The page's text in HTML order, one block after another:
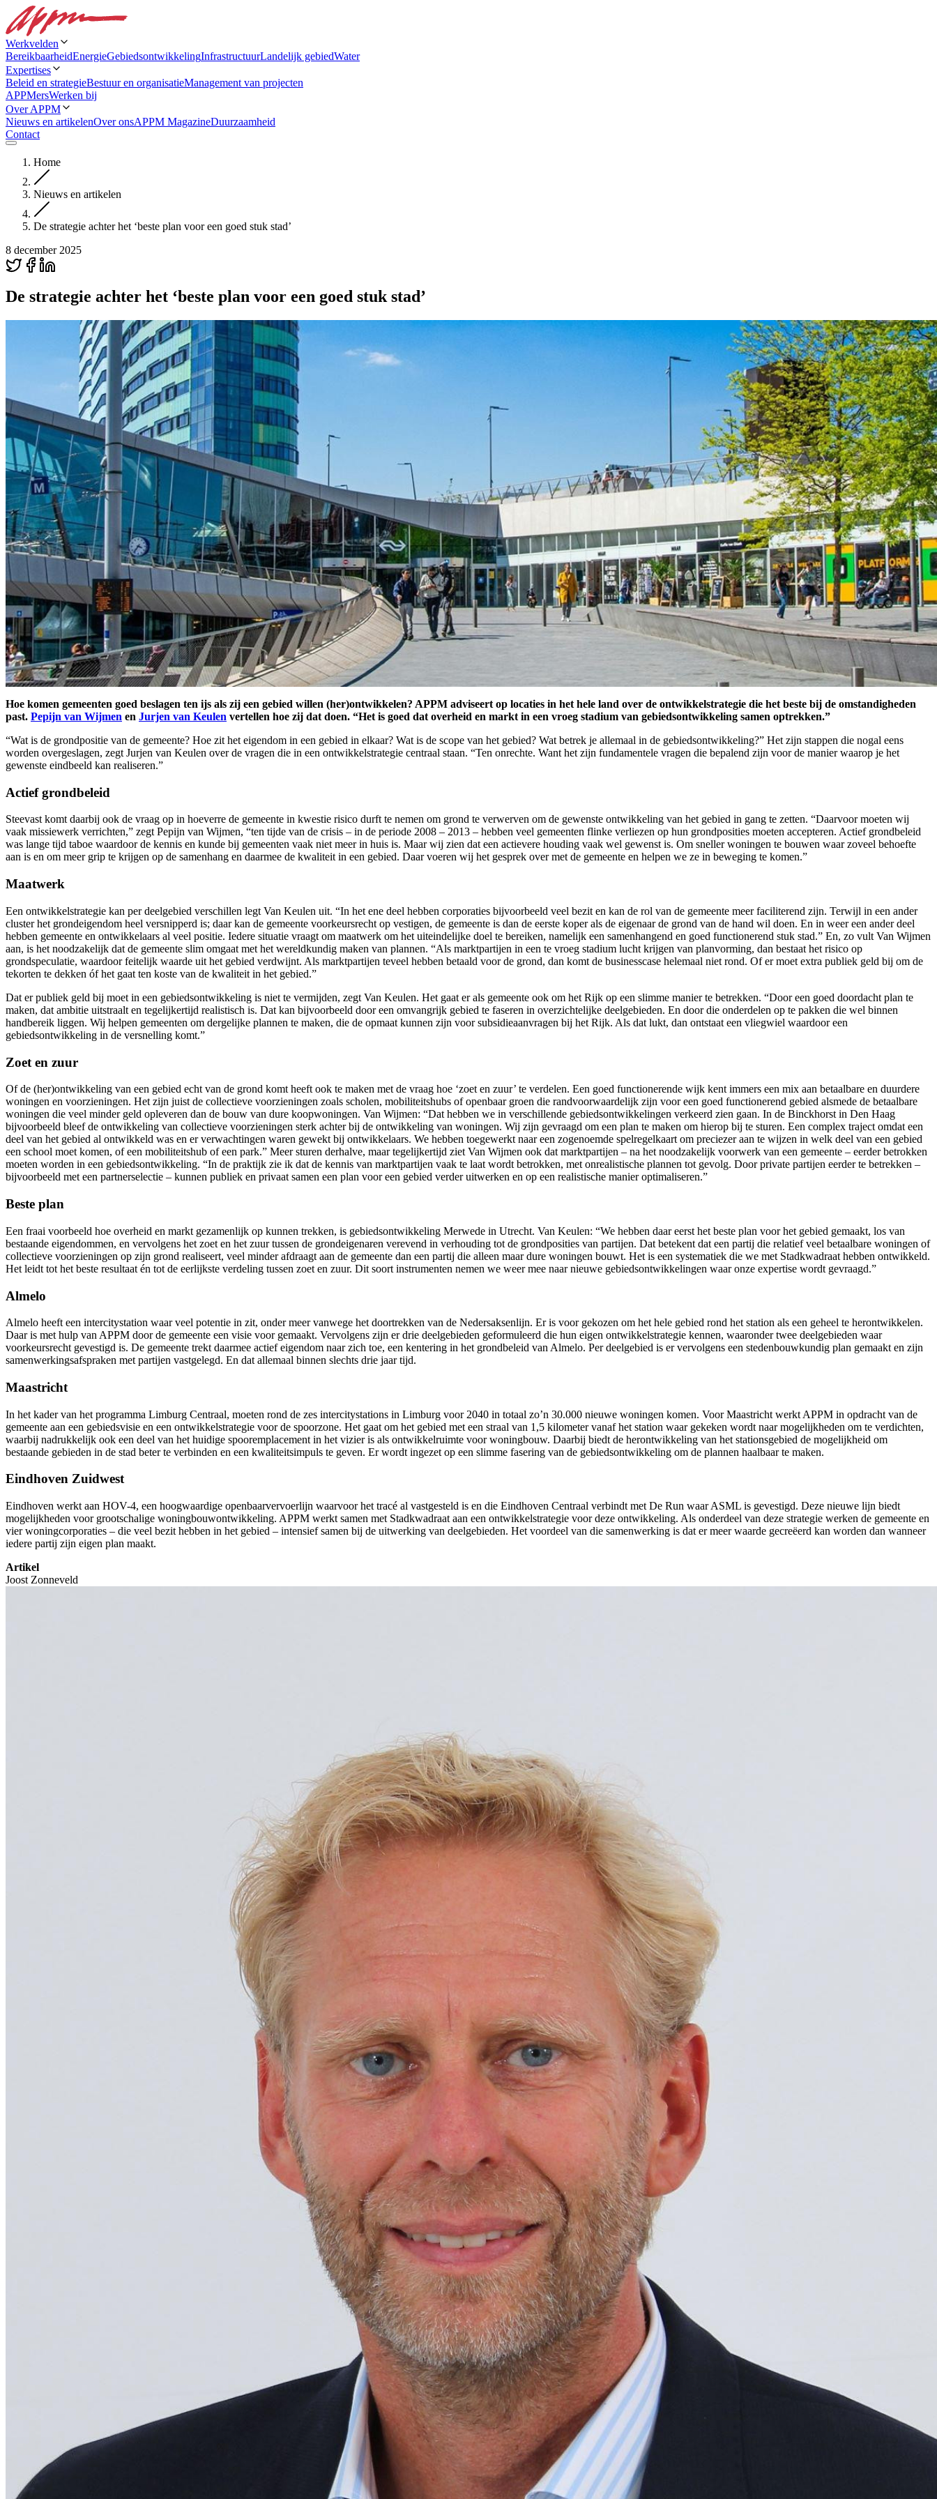
Werkvelden
BereikbaarheidEnergieGebiedsontwikkelingInfrastructuurLandelijk gebiedWater
Expertises
Beleid en strategieBestuur en organisatieManagement van projecten
APPMersWerken bij
Over APPM
Nieuws en artikelenOver onsAPPM MagazineDuurzaamheid
Contact
Home
Nieuws en artikelen
De strategie achter het ‘beste plan voor een goed stuk stad’
8 december 2025
De strategie achter het ‘beste plan voor een goed stuk stad’
Hoe komen gemeenten goed beslagen ten ijs als zij een gebied willen (her)ontwikkelen? APPM adviseert op locaties in het hele land over de ontwikkelstrategie die het beste bij de omstandigheden
past. Pepijn van Wijmen en Jurjen van Keulen vertellen hoe zij dat doen. “Het is goed dat overheid en markt in een vroeg stadium van gebiedsontwikkeling samen optrekken.”
“Wat is de grondpositie van de gemeente? Hoe zit het eigendom in een gebied in elkaar? Wat is de scope van het gebied? Wat betrek je allemaal in de gebiedsontwikkeling?” Het zijn stappen die nogal eens
worden overgeslagen, zegt Jurjen van Keulen over de vragen die in een ontwikkelstrategie centraal staan. “Ten onrechte. Want het zijn fundamentele vragen die bepalend zijn voor de manier waarop je het
gewenste eindbeeld kan realiseren.”
Actief grondbeleid
Steevast komt daarbij ook de vraag op in hoeverre de gemeente in kwestie risico durft te nemen om grond te verwerven om de gewenste ontwikkeling van het gebied in gang te zetten. “Daarvoor moeten wij
vaak missiewerk verrichten,” zegt Pepijn van Wijmen, “ten tijde van de crisis – in de periode 2008 – 2013 – hebben veel gemeenten flinke verliezen op hun grondposities moeten accepteren. Actief grondbeleid
was lange tijd taboe waardoor de kennis en kunde bij gemeenten vaak niet meer in huis is. Maar wij zien dat een actievere houding vaak wel gewenst is. Om sneller woningen te bouwen waar zoveel behoefte
aan is en om meer grip te krijgen op de samenhang en daarmee de kwaliteit in een gebied. Daar voeren wij het gesprek over met de gemeente en helpen we ze in beweging te komen.”
Maatwerk
Een ontwikkelstrategie kan per deelgebied verschillen legt Van Keulen uit. “In het ene deel hebben corporaties bijvoorbeeld veel bezit en kan de rol van de gemeente meer faciliterend zijn. Terwijl in een ander
cluster het grondeigendom heel versnipperd is; daar kan de gemeente voorkeursrecht op vestigen, de gemeente is dan de eerste koper als de eigenaar de grond van de hand wil doen. En in weer een ander deel
hebben gemeente en ontwikkelaars al veel positie. Iedere situatie vraagt om maatwerk om het uiteindelijke doel te bereiken, namelijk een samenhangend en goed functionerend stuk stad.” En, zo vult Van Wijmen
aan, is het noodzakelijk dat de gemeente slim omgaat met het wereldkundig maken van plannen. “Als marktpartijen in een te vroeg stadium lucht krijgen van planvorming, dan bestaat het risico op
grondspeculatie, waardoor feitelijk waarde uit het gebied verdwijnt. Als marktpartijen teveel hebben betaald voor de grond, dan komt de businesscase helemaal niet rond. Of er moet extra publiek geld bij om de
tekorten te dekken óf het gaat ten koste van de kwaliteit in het gebied.”
Dat er publiek geld bij moet in een gebiedsontwikkeling is niet te vermijden, zegt Van Keulen. Het gaat er als gemeente ook om het Rijk op een slimme manier te betrekken. “Door een goed doordacht plan te
maken, dat ambitie uitstraalt en tegelijkertijd realistisch is. Dat kan bijvoorbeeld door een omvangrijk gebied te faseren in overzichtelijke deelgebieden. En door die onderdelen op te pakken die wel binnen
handbereik liggen. Wij helpen gemeenten om dergelijke plannen te maken, die de opmaat kunnen zijn voor subsidieaanvragen bij het Rijk. Als dat lukt, dan ontstaat een vliegwiel waardoor een
gebiedsontwikkeling in de versnelling komt.”
Zoet en zuur
Of de (her)ontwikkeling van een gebied echt van de grond komt heeft ook te maken met de vraag hoe ‘zoet en zuur’ te verdelen. Een goed functionerende wijk kent immers een mix aan betaalbare en duurdere
woningen en voorzieningen. Het zijn juist de collectieve voorzieningen zoals scholen, mobiliteitshubs of openbaar groen die randvoorwaardelijk zijn voor een goed functionerend gebied alsmede de betaalbare
woningen die veel minder geld opleveren dan de bouw van dure koopwoningen. Van Wijmen: “Dat hebben we in verschillende gebiedsontwikkelingen verkeerd zien gaan. In de Binckhorst in Den Haag
bijvoorbeeld bleef de ontwikkeling van collectieve voorzieningen sterk achter bij de ontwikkeling van woningen. Wij zijn gevraagd om een plan te maken om hierop bij te sturen. Een complex traject omdat een
deel van het gebied al ontwikkeld was en er verwachtingen waren gewekt bij ontwikkelaars. We hebben toegewerkt naar een zogenoemde spelregelkaart om preciezer aan te wijzen in welk deel van een gebied
een school moet komen, of een mobiliteitshub of een park.” Meer sturen derhalve, maar tegelijkertijd ziet Van Wijmen ook dat marktpartijen – na het noodzakelijk voorwerk van een gemeente – eerder betrokken
moeten worden in een gebiedsontwikkeling. “In de praktijk zie ik dat de kennis van marktpartijen vaak te laat wordt betrokken, met onrealistische plannen tot gevolg. Door private partijen eerder te betrekken –
bijvoorbeeld met een partnerselectie – kunnen publiek en privaat samen een plan voor een gebied verder uitwerken en op een realistische manier optimaliseren.”
Beste plan
Een fraai voorbeeld hoe overheid en markt gezamenlijk op kunnen trekken, is gebiedsontwikkeling Merwede in Utrecht. Van Keulen: “We hebben daar eerst het beste plan voor het gebied gemaakt, los van
bestaande eigendommen, en vervolgens het zoet en het zuur tussen de grondeigenaren verevend in verhouding tot de grondposities van partijen. Dat betekent dat een partij die relatief veel betaalbare woningen of
collectieve voorzieningen op zijn grond realiseert, veel minder afdraagt aan de gemeente dan een partij die alleen maar dure woningen bouwt. Het is een systematiek die we met Stadkwadraat hebben ontwikkeld.
Het leidt tot het beste resultaat én tot de eerlijkste verdeling tussen zoet en zuur. Dit soort instrumenten nemen we weer mee naar nieuwe gebiedsontwikkelingen waar onze expertise wordt gevraagd.”
Almelo
Almelo heeft een intercitystation waar veel potentie in zit, onder meer vanwege het doortrekken van de Nedersaksenlijn. Er is voor gekozen om het hele gebied rond het station als een geheel te herontwikkelen.
Daar is met hulp van APPM door de gemeente een visie voor gemaakt. Vervolgens zijn er drie deelgebieden geformuleerd die hun eigen ontwikkelstrategie kennen, waaronder twee deelgebieden waar
voorkeursrecht gevestigd is. De gemeente trekt daarmee actief eigendom naar zich toe, een kentering in het grondbeleid van Almelo. Per deelgebied is er vervolgens een stedenbouwkundig plan gemaakt en zijn
samenwerkingsafspraken met partijen vastgelegd. En dat allemaal binnen slechts drie jaar tijd.
Maastricht
In het kader van het programma Limburg Centraal, moeten rond de zes intercitystations in Limburg voor 2040 in totaal zo’n 30.000 nieuwe woningen komen. Voor Maastricht werkt APPM in opdracht van de
gemeente aan een gebiedsvisie en een ontwikkelstrategie voor de spoorzone. Het gaat om het gebied met een straal van 1,5 kilometer vanaf het station waar gekeken wordt naar mogelijkheden om te verdichten,
waarbij nadrukkelijk ook een deel van het huidige spooremplacement in het vizier is als ontwikkelruimte voor woningbouw. Daarbij biedt de herontwikkeling van het stationsgebied de mogelijkheid om
bestaande gebieden in de stad beter te verbinden en een kwaliteitsimpuls te geven. Er wordt ingezet op een slimme fasering van de gebiedsontwikkeling om de plannen haalbaar te maken.
Eindhoven Zuidwest
Eindhoven werkt aan HOV-4, een hoogwaardige openbaarvervoerlijn waarvoor het tracé al vastgesteld is en die Eindhoven Centraal verbindt met De Run waar ASML is gevestigd. Deze nieuwe lijn biedt
mogelijkheden voor grootschalige woningbouwontwikkeling. APPM werkt samen met Stadkwadraat aan een ontwikkelstrategie voor deze ontwikkeling. Als onderdeel van deze strategie werken de gemeente en
vier woningcorporaties – die veel bezit hebben in het gebied – intensief samen bij de uitwerking van deelgebieden. Het voordeel van die samenwerking is dat er meer waarde gecreëerd kan worden dan wanneer
iedere partij zijn eigen plan maakt.
Artikel
Joost Zonneveld